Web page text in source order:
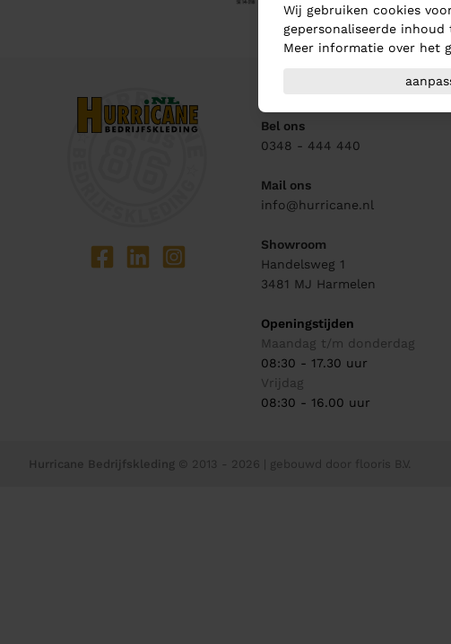
Bel ons
0348 - 444 440
Mail ons
info@hurricane.nl
Showroom
Handelsweg 1
3481 MJ Harmelen
Openingstijden
Maandag t/m donderdag
08:30 - 17.30 uur
Vrijdag
08:30 - 16.00 uur
Hurricane Bedrijfskleding © 2013 - 2026 | gebouwd door flooris B.V.
Wij gebruiken cookies
gepersonaliseerde
Meer informatie over het